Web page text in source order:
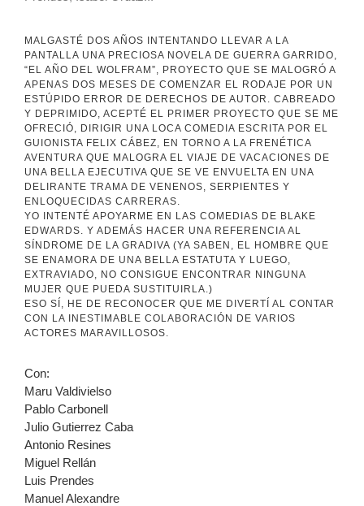
MALGASTÉ DOS AÑOS INTENTANDO LLEVAR A LA
PANTALLA UNA PRECIOSA NOVELA DE GUERRA GARRIDO,
“EL AÑO DEL WOLFRAM”, PROYECTO QUE SE MALOGRÓ A
APENAS DOS MESES DE COMENZAR EL RODAJE POR UN
ESTÚPIDO ERROR DE DERECHOS DE AUTOR. CABREADO
Y DEPRIMIDO, ACEPTÉ EL PRIMER PROYECTO QUE SE ME
OFRECIÓ, DIRIGIR UNA LOCA COMEDIA ESCRITA POR EL
GUIONISTA FELIX CÁBEZ, EN TORNO A LA FRENÉTICA
AVENTURA QUE MALOGRA EL VIAJE DE VACACIONES DE
UNA BELLA EJECUTIVA QUE SE VE ENVUELTA EN UNA
DELIRANTE TRAMA DE VENENOS, SERPIENTES Y
ENLOQUECIDAS CARRERAS.
YO INTENTÉ APOYARME EN LAS COMEDIAS DE BLAKE
EDWARDS. Y ADEMÁS HACER UNA REFERENCIA AL
SÍNDROME DE LA GRADIVA (YA SABEN, EL HOMBRE QUE
SE ENAMORA DE UNA BELLA ESTATUTA Y LUEGO,
EXTRAVIADO, NO CONSIGUE ENCONTRAR NINGUNA
MUJER QUE PUEDA SUSTITUIRLA.)
ESO SÍ, HE DE RECONOCER QUE ME DIVERTÍ AL CONTAR
CON LA INESTIMABLE COLABORACIÓN DE VARIOS
ACTORES MARAVILLOSOS.
Con:
Maru Valdivielso
Pablo Carbonell
Julio Gutierrez Caba
Antonio Resines
Miguel Rellán
Luis Prendes
Manuel Alexandre